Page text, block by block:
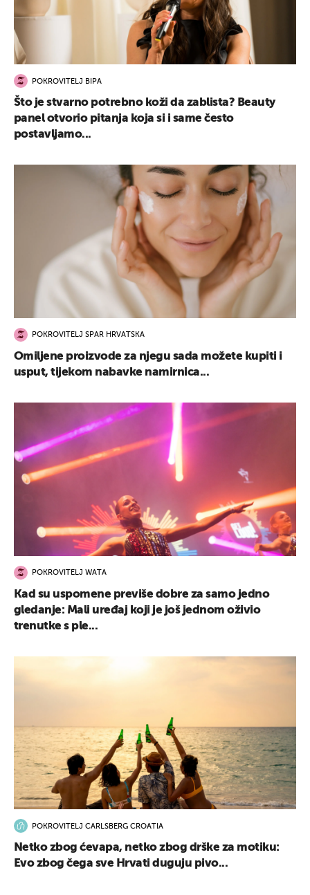
POKROVITELJ BIPA
Što je stvarno potrebno koži da zablista? Beauty
panel otvorio pitanja koja si i same često
postavljamo...
POKROVITELJ SPAR HRVATSKA
Omiljene proizvode za njegu sada možete kupiti i
usput, tijekom nabavke namirnica...
POKROVITELJ WATA
Kad su uspomene previše dobre za samo jedno
gledanje: Mali uređaj koji je još jednom oživio
trenutke s ple...
POKROVITELJ CARLSBERG CROATIA
Netko zbog ćevapa, netko zbog drške za motiku:
Evo zbog čega sve Hrvati duguju pivo...